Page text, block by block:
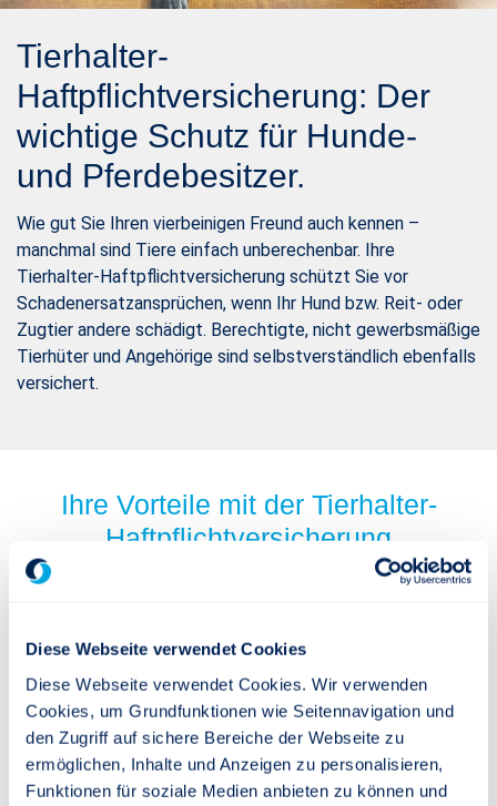
Diese Webseite verwendet Cookies
Diese Webseite verwendet Cookies. Wir verwenden
Cookies, um Grundfunktionen wie Seitennavigation und
den Zugriff auf sichere Bereiche der Webseite zu
ermöglichen, Inhalte und Anzeigen zu personalisieren,
Funktionen für soziale Medien anbieten zu können und
Tierhalter-
Haftpflichtversicherung: Der
wichtige Schutz für Hunde-
und Pferdebesitzer.
Wie gut Sie Ihren vierbeinigen Freund auch kennen –
manchmal sind Tiere einfach unberechenbar. Ihre
Tierhalter-Haftpflichtversicherung schützt Sie vor
Schadenersatzansprüchen, wenn Ihr Hund bzw. Reit- oder
Zugtier andere schädigt. Berechtigte, nicht gewerbsmäßige
Tierhüter und Angehörige sind selbstverständlich ebenfalls
versichert.
Ihre Vorteile mit der Tierhalter-
Haftpflichtversicherung
Umfassender Schutz
Bei der Stuttgarter sind Sach- und Vermögensschäden bis
20 Mio. Euro und Personenschäden bis 15 Mio Euro je
geschädigte Person versichert.